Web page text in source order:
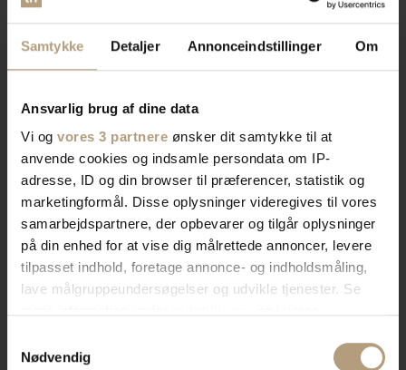
Samtykke Detaljer Annonceindstillinger Om
Ansvarlig brug af dine data
Vi og vores 3 partnere ønsker dit samtykke til at
anvende cookies og indsamle persondata om IP-
adresse, ID og din browser til præferencer, statistik og
marketingformål. Disse oplysninger videregives til vores
samarbejdspartnere, der opbevarer og tilgår oplysninger
på din enhed for at vise dig målrettede annoncer, levere
tilpasset indhold, foretage annonce- og indholdsmåling,
lave målgruppeundersøgelser og udvikle tjenester. Se
tilbage eller ændre indstillinger fra vores
Nødvendig
Vi er specialisterindenfor
indretning af private hjem og
erhvervslokaler​
Vores brede sortiment forvandler dit rum med stil og
funktionalitet. Find tidløst design, æstetik, eller
farverigt interiør. Vi har skænke, TV-borde, bordben,
og mere, der afspejler din stil. Vores produkter
kombinerer skønhed og praktik for et hjem der
Bliv kontaktet af en salgskonsulent